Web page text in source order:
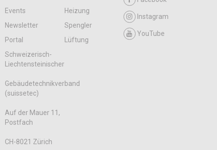
Events
Heizung
Newsletter
Spengler
Portal
Lüftung
Instagram
YouTube
Schweizerisch-
Liechtensteinischer
Gebäudetechnikverband
(suissetec)
Auf der Mauer 11,
Postfach
CH-8021 Zürich